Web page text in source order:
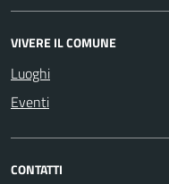
VIVERE IL COMUNE
Luoghi
Eventi
CONTATTI